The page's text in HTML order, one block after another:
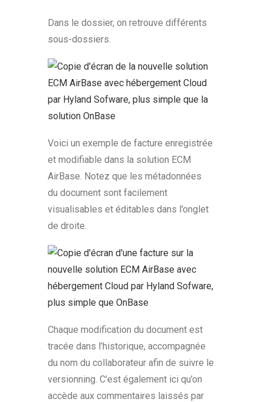
Dans le dossier, on retrouve différents
sous-dossiers.
Voici un exemple de facture enregistrée
et modifiable dans la solution ECM
AirBase. Notez que les métadonnées
du document sont facilement
visualisables et éditables dans l’onglet
de droite.
Chaque modification du document est
tracée dans l’historique, accompagnée
du nom du collaborateur afin de suivre le
versionning. C’est également ici qu’on
accède aux commentaires laissés par